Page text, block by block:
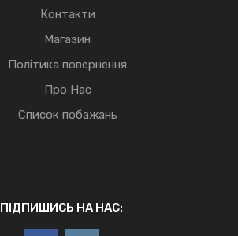
Контакти
Магазин
Політика повернення
Про Нас
Список побажань
ПІДПИШИСЬ НА НАС: